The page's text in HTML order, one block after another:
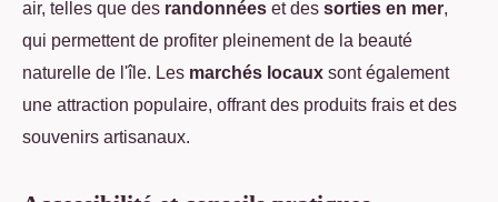
air, telles que des randonnées et des sorties en mer,
qui permettent de profiter pleinement de la beauté
naturelle de l'île. Les marchés locaux sont également
une attraction populaire, offrant des produits frais et des
souvenirs artisanaux.